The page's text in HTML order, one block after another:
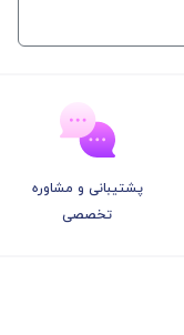
پشتیبانی و مشاوره
تخصصی